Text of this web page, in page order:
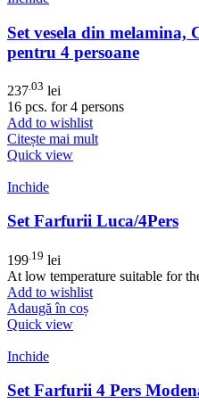
Set vesela din
pentru 4 persoane
237 .03 lei
16 pcs. for 4 persons
Add to wishlist
Citește mai mult
Quick view
Inchide
Set Farfurii Luca/4Pers
199 .19 lei
At low temperature suitable for
Add to wishlist
Adaugă în coș
Quick view
Inchide
Set Farfurii 4 Pers